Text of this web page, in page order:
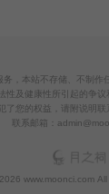
，本站不存储、不制作
性及健康性所引起的争议
了您的权益，请附说明联
联系邮箱：
www.moonci.com All